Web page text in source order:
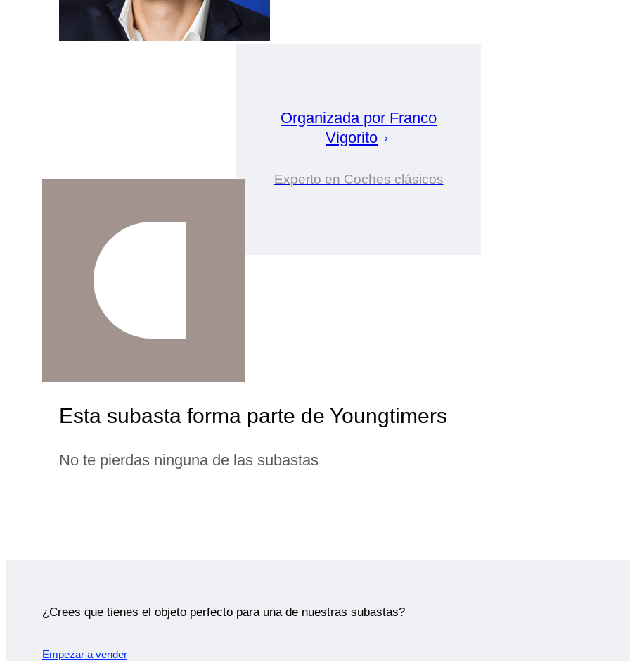
Organizada por Franco
Vigorito
Experto en Coches clásicos
Esta subasta forma parte de Youngtimers
No te pierdas ninguna de las subastas
¿Crees que tienes el objeto perfecto para una de nuestras subastas?
Empezar a vender